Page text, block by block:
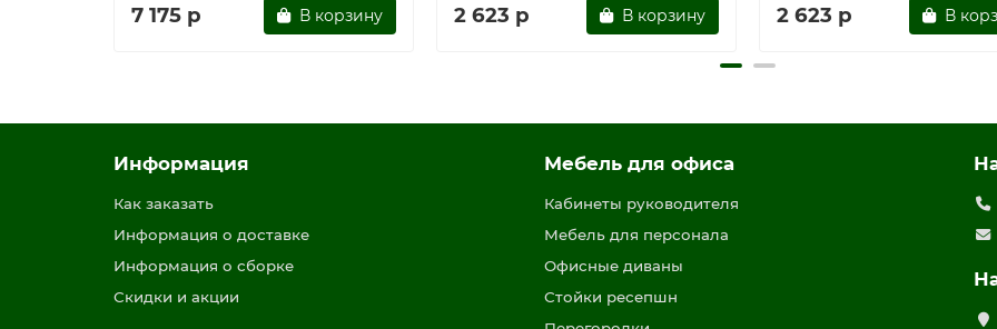
7 175 р В корзину 2 623 р В корзину 2 623 р В
Информация
Как заказать
Информация о доставке
Информация о сборке
Скидки и акции
Мебель для офиса
Кабинеты руководителя
Мебель для персонала
Офисные диваны
Стойки ресепшн